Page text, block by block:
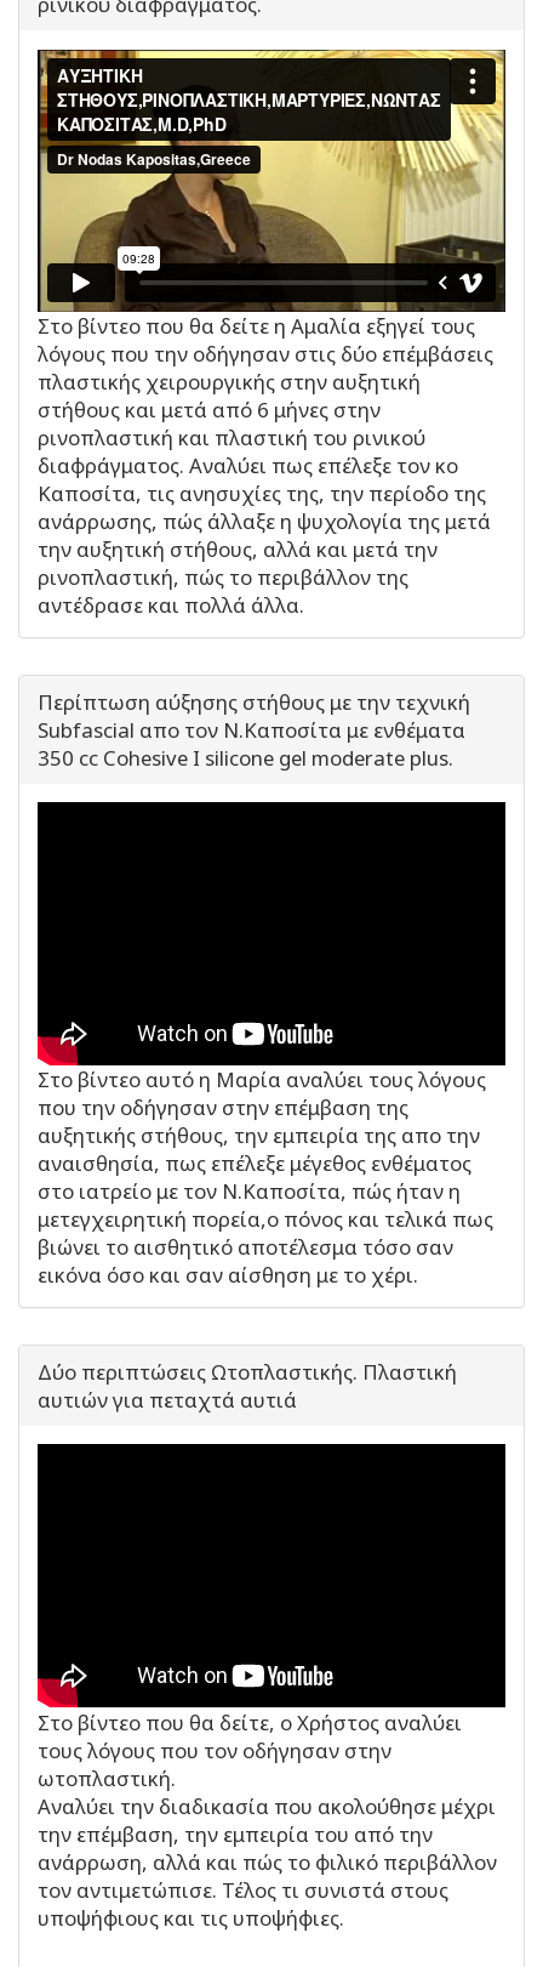
Στο βίντεο που θα δείτε η Αμαλία εξηγεί τους
λόγους που την οδήγησαν στις δύο επέμβάσεις
πλαστικής χειρουργικής στην αυξητική
στήθους και μετά από 6 μήνες στην
ρινοπλαστική και πλαστική του ρινικού
διαφράγματος. Αναλύει πως επέλεξε τον κο
Καποσίτα, τις ανησυχίες της, την περίοδο της
ανάρρωσης, πώς άλλαξε η ψυχολογία της μετά
την αυξητική στήθους, αλλά και μετά την
ρινοπλαστική, πώς το περιβάλλον της
αντέδρασε και πολλά άλλα.
Περίπτωση αύξησης στήθους με την τεχνική
Subfascial απο τον Ν.Καποσίτα με ενθέματα
350 cc Cohesive I silicone gel moderate plus.
Στο βίντεο αυτό η Μαρία αναλύει τους λόγους
που την οδήγησαν στην επέμβαση της
αυξητικής στήθους, την εμπειρία της απο την
αναισθησία, πως επέλεξε μέγεθος ενθέματος
στο ιατρείο με τον Ν.Καποσίτα, πώς ήταν η
μετεγχειρητική πορεία,ο πόνος και τελικά πως
βιώνει το αισθητικό αποτέλεσμα τόσο σαν
εικόνα όσο και σαν αίσθηση με το χέρι.
Δύο περιπτώσεις Ωτοπλαστικής. Πλαστική
αυτιών για πεταχτά αυτιά
Στο βίντεο που θα δείτε, ο Χρήστος αναλύει
τους λόγους που τον οδήγησαν στην
ωτοπλαστική.
Αναλύει την διαδικασία που ακολούθησε μέχρι
την επέμβαση, την εμπειρία του από την
ανάρρωση, αλλά και πώς το φιλικό περιβάλλον
τον αντιμετώπισε. Τέλος τι συνιστά στους
υποψήφιους και τις υποψήφιες.